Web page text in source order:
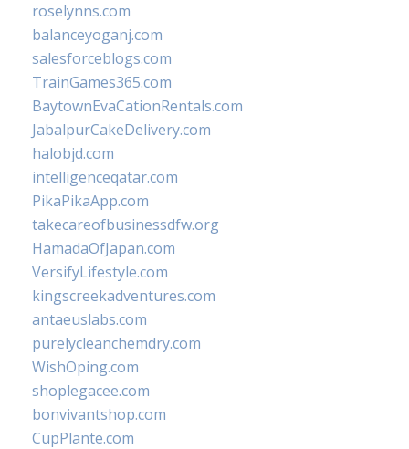
roselynns.com
balanceyoganj.com
salesforceblogs.com
TrainGames365.com
BaytownEvaCationRentals.com
JabalpurCakeDelivery.com
halobjd.com
intelligenceqatar.com
PikaPikaApp.com
takecareofbusinessdfw.org
HamadaOfJapan.com
VersifyLifestyle.com
kingscreekadventures.com
antaeuslabs.com
purelycleanchemdry.com
WishOping.com
shoplegacee.com
bonvivantshop.com
CupPlante.com